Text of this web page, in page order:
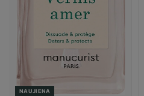
NAUJIENA